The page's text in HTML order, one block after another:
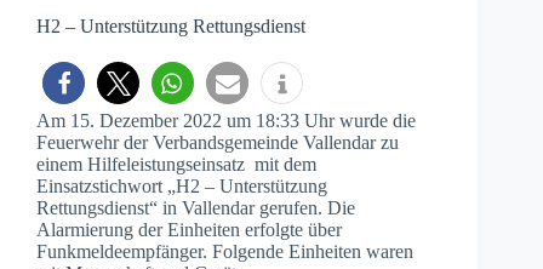
H2 – Unterstützung Rettungsdienst
Am 15. Dezember 2022 um 18:33 Uhr wurde die
Feuerwehr der Verbandsgemeinde Vallendar zu
einem Hilfeleistungseinsatz mit dem
Einsatzstichwort „H2 – Unterstützung
Rettungsdienst“ in Vallendar gerufen. Die
Alarmierung der Einheiten erfolgte über
Funkmeldeempfänger. Folgende Einheiten waren